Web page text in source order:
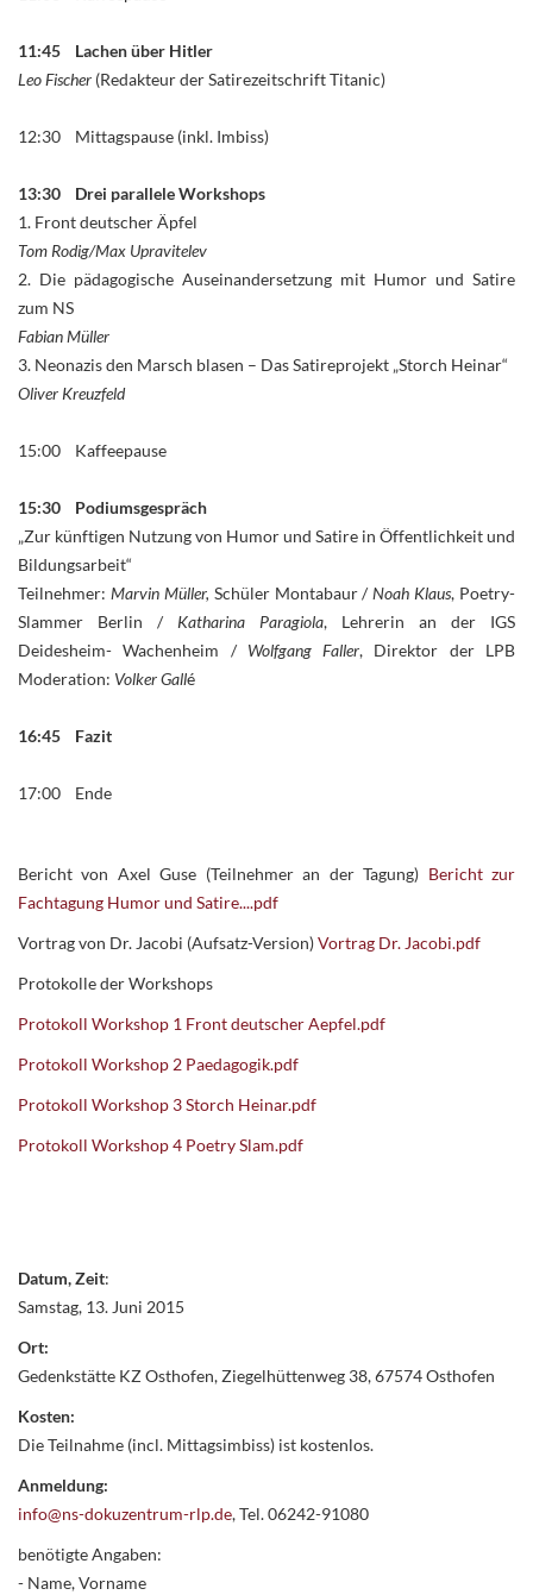
11:45 Lachen über Hitler
Leo Fischer (Redakteur der Satirezeitschrift Titanic)
12:30 Mittagspause (inkl. Imbiss)
13:30 Drei parallele Workshops
1. Front deutscher Äpfel
Tom Rodig/Max Upravitelev
2. Die pädagogische Auseinandersetzung mit Humor und Satire
zum NS
Fabian Müller
3. Neonazis den Marsch blasen – Das Satireprojekt „Storch Heinar“
Oliver Kreuzfeld
15:00 Kaffeepause
15:30 Podiumsgespräch
„Zur künftigen Nutzung von Humor und Satire in Öffentlichkeit und
Bildungsarbeit“
Teilnehmer: Marvin Müller, Schüler Montabaur /Noah Klaus, Poetry-
Slammer Berlin / Katharina Paragiola, Lehrerin an der IGS
Deidesheim- Wachenheim / Wolfgang Faller, Direktor der LPB
Moderation: Volker Gallé
16:45 Fazit
17:00 Ende
Bericht von Axel Guse (Teilnehmer an der Tagung) Bericht zur
Fachtagung Humor und Satire....pdf
Vortrag von Dr. Jacobi (Aufsatz-Version)Vortrag Dr. Jacobi.pdf
Protokolle der Workshops
Protokoll Workshop 1 Front deutscher Aepfel.pdf
Protokoll Workshop 2 Paedagogik.pdf
Protokoll Workshop 3 Storch Heinar.pdf
Protokoll Workshop 4 Poetry Slam.pdf
Datum, Zeit:
Samstag, 13. Juni 2015
Ort:
Gedenkstätte KZ Osthofen, Ziegelhüttenweg 38, 67574 Osthofen
Kosten:
Die Teilnahme (incl. Mittagsimbiss) ist kostenlos.
Anmeldung:
info@ns-dokuzentrum-rlp.de, Tel. 06242-91080
benötigte Angaben:
- Name, Vorname